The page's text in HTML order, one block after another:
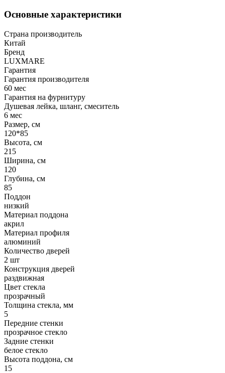
Основные характеристики
Страна производитель
Китай
Бренд
LUXMARE
Гарантия
Гарантия производителя
60 мес
Гарантия на фурнитуру
Душевая лейка, шланг, смеситель
6 мес
Размер, см
120*85
Высота, см
215
Ширина, см
120
Глубина, см
85
Поддон
низкий
Материал поддона
акрил
Материал профиля
алюминий
Количество дверей
2 шт
Конструкция дверей
раздвижная
Цвет стекла
прозрачный
Толщина стекла, мм
5
Передние стенки
прозрачное стекло
Задние стенки
белое стекло
Высота поддона, см
15